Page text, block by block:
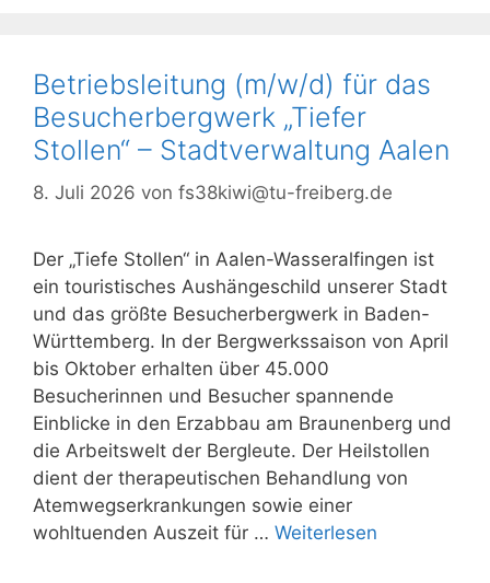
Betriebsleitung (m/w/d) für das
Besucherbergwerk „Tiefer
Stollen“ – Stadtverwaltung Aalen
8. Juli 2026 von fs38kiwi@tu-freiberg.de
Der „Tiefe Stollen“ in Aalen-Wasseralfingen ist
ein touristisches Aushängeschild unserer Stadt
und das größte Besucherbergwerk in Baden-
Württemberg. In der Bergwerkssaison von April
bis Oktober erhalten über 45.000
Besucherinnen und Besucher spannende
Einblicke in den Erzabbau am Braunenberg und
die Arbeitswelt der Bergleute. Der Heilstollen
dient der therapeutischen Behandlung von
Atemwegserkrankungen sowie einer
wohltuenden Auszeit für … Weiterlesen